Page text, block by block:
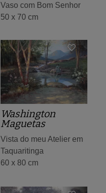
Vaso com Bom Senhor
50 x 70 cm
Washington
Maguetas
Vista do meu Atelier em
Taquaritinga
60 x 80 cm